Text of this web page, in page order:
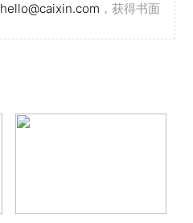
hello@caixin.com ，获得书面